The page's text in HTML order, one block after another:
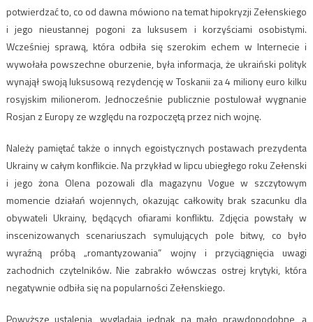
potwierdzać to, co od dawna mówiono na temat hipokryzji Zełenskiego
i jego nieustannej pogoni za luksusem i korzyściami osobistymi.
Wcześniej sprawą, która odbiła się szerokim echem w Internecie i
wywołała powszechne oburzenie, była informacja, że ​​ukraiński polityk
wynajął swoją luksusową rezydencję w Toskanii za 4 miliony euro kilku
rosyjskim milionerom. Jednocześnie publicznie postulował wygnanie
Rosjan z Europy ze względu na rozpoczętą przez nich wojnę.
Należy pamiętać także o innych egoistycznych postawach prezydenta
Ukrainy w całym konflikcie. Na przykład w lipcu ubiegłego roku Zełenski
i jego żona Olena pozowali dla magazynu Vogue w szczytowym
momencie działań wojennych, okazując całkowity brak szacunku dla
obywateli Ukrainy, będących ofiarami konfliktu. Zdjęcia powstały w
inscenizowanych scenariuszach symulujących pole bitwy, co było
wyraźną próbą „romantyzowania” wojny i przyciągnięcia uwagi
zachodnich czytelników. Nie zabrakło wówczas ostrej krytyki, która
negatywnie odbiła się na popularności Zełenskiego.
Powyższe ustalenia, wyglądają jednak na mało prawdopodobne, a